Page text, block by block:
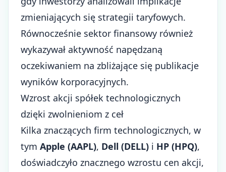
zmieniających się strategii taryfowych.
Równocześnie sektor finansowy również
wykazywał aktywność napędzaną
oczekiwaniem na zbliżające się publikacje
wyników korporacyjnych.
Wzrost akcji spółek technologicznych
dzięki zwolnieniom z ceł
Kilka znaczących firm technologicznych, w
tym Apple (AAPL), Dell (DELL) i HP (HPQ),
doświadczyło znacznego wzrostu cen akcji,